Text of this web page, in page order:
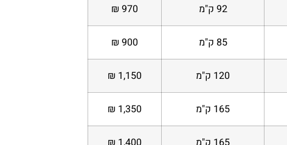
92 ק"מ 970 ₪
85 ק"מ 900 ₪
120 ק"מ 1,150 ₪
165 ק"מ 1,350 ₪